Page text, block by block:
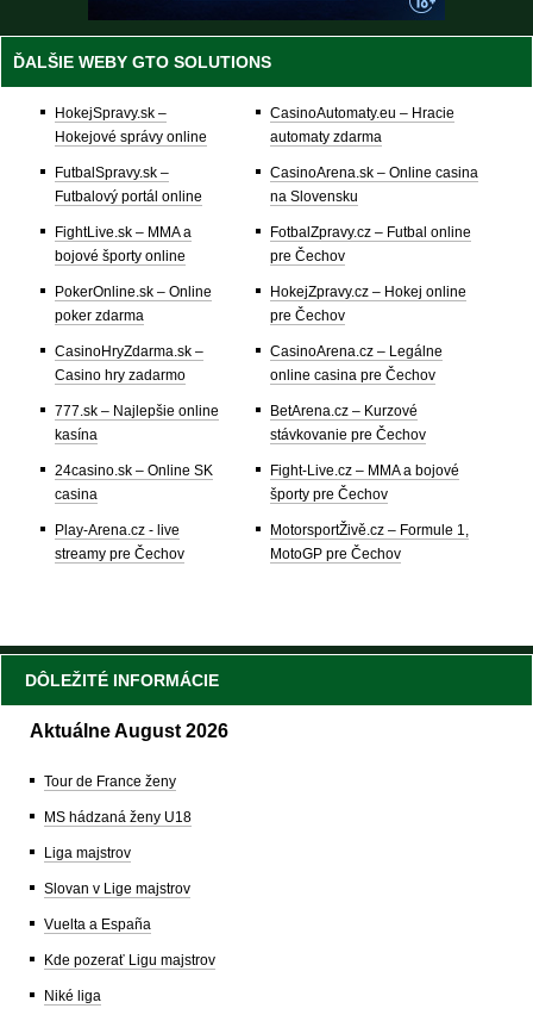
ĎALŠIE WEBY GTO SOLUTIONS
HokejSpravy.sk –
Hokejové správy online
FutbalSpravy.sk –
Futbalový portál online
FightLive.sk – MMA a
bojové športy online
PokerOnline.sk – Online
poker zdarma
CasinoHryZdarma.sk –
Casino hry zadarmo
777.sk – Najlepšie online
kasína
24casino.sk – Online SK
casina
Play-Arena.cz - live
streamy pre Čechov
CasinoAutomaty.eu – Hracie
automaty zdarma
CasinoArena.sk – Online casina
na Slovensku
FotbalZpravy.cz – Futbal online
pre Čechov
HokejZpravy.cz – Hokej online
pre Čechov
CasinoArena.cz – Legálne
online casina pre Čechov
BetArena.cz – Kurzové
stávkovanie pre Čechov
Fight-Live.cz – MMA a bojové
športy pre Čechov
MotorsportŽivě.cz – Formule 1,
MotoGP pre Čechov
DÔLEŽITÉ INFORMÁCIE
Aktuálne August 2026
Tour de France ženy
MS hádzaná ženy U18
Liga majstrov
Slovan v Lige majstrov
Vuelta a España
Kde pozerať Ligu majstrov
Niké liga